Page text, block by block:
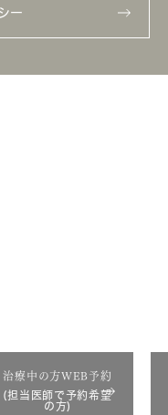
ー
治療中の方WEB予約
(担当医師で予約希望
の方)